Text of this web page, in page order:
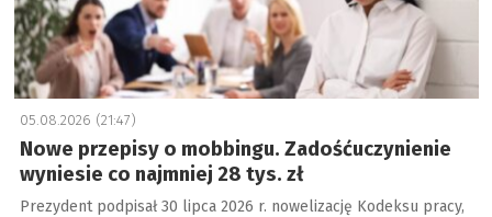
05.08.2026 (21:47)
Nowe przepisy o mobbingu. Zadośćuczynienie
wyniesie co najmniej 28 tys. zł
Prezydent podpisał 30 lipca 2026 r. nowelizację Kodeksu pracy,